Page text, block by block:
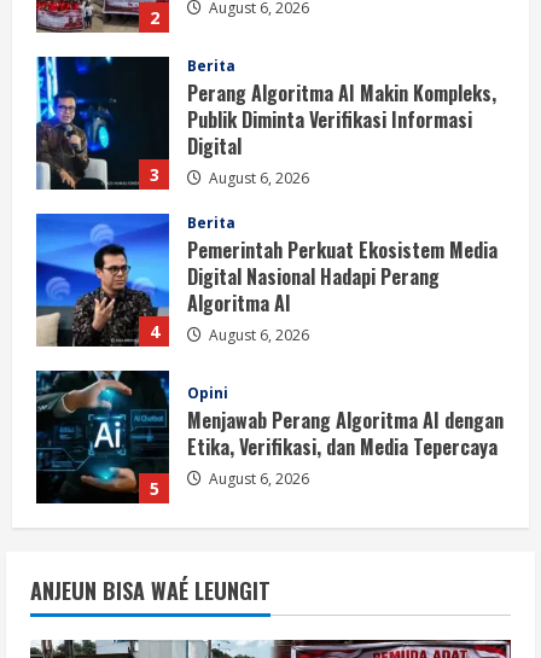
3 August 6, 2026
4
Berita
Pemerintah Perkuat Ekosistem Media
Digital Nasional Hadapi Perang
Algoritma AI
August 6, 2026
5
Menjawab Perang Algoritma AI dengan
Etika, Verifikasi, dan Media Tepercaya
August 6, 2026
1
BMP Ajak Masyarakat Tolak Aksi
Anarkis Demi Menjaga Keamanan dan
Pembangunan Papua
August 6, 2026
2
BMP Kecam Aksi KNPB, Serukan
Persatuan Demi Papua yang Kondusif
August 6, 2026
ANJEUN BISA WAÉ LEUNGIT